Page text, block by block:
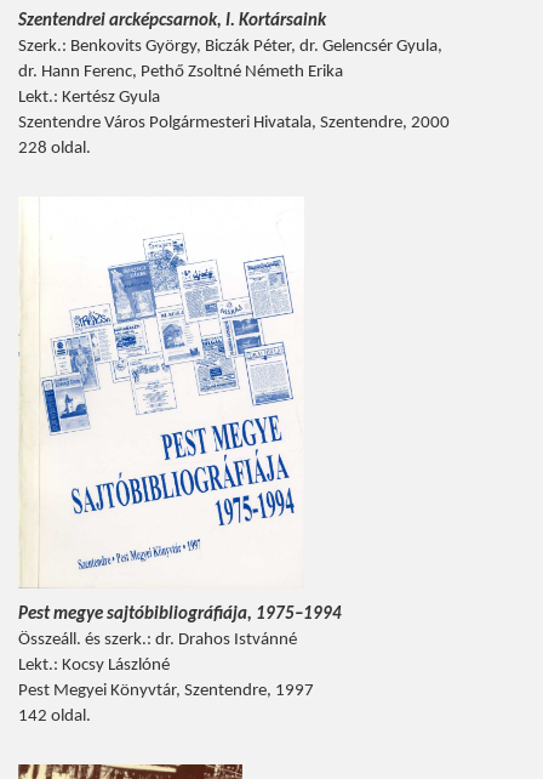
Szentendrei arcképcsarnok, I. Kortársaink
Szerk.: Benkovits György, Biczák Péter, dr. Gelencsér Gyula,
dr. Hann Ferenc, Pethő Zsoltné Németh Erika
Lekt.: Kertész Gyula
Szentendre Város Polgármesteri Hivatala, Szentendre, 2000
228 oldal.
Pest megye sajtóbibliográfiája, 1975–1994
Összeáll. és szerk.: dr. Drahos Istvánné
Lekt.: Kocsy Lászlóné
Pest Megyei Könyvtár, Szentendre, 1997
142 oldal.